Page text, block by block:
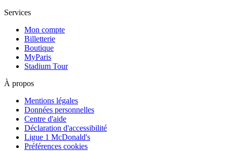
Services
Mon compte
Billetterie
Boutique
MyParis
Stadium Tour
À propos
Mentions légales
Données personnelles
Centre d'aide
Déclaration d'accessibilité
Ligue 1 McDonald's
Préférences cookies